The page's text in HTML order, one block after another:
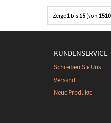
Zeige1bis15(von 1510
KUNDENSERVICE
Schreiben Sie Uns
Versand
Neue Produkte